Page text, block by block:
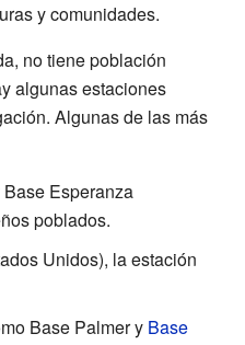
y comunidades.
no tiene población
algunas estaciones
Algunas de las más
Esperanza
poblados.
Unidos), la estación
Base Palmer y Base